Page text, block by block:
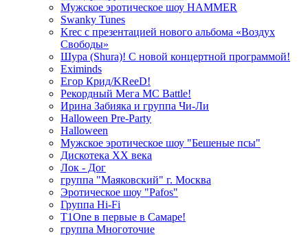
Мужское эротическое шоу HAMMER
Swanky Tunes
Krec с презентацией нового альбома «Воздух
Свободы»
Шура (Shura)! С новой концертной программой!
Eximinds
Егор Крид/KReeD!
Рекордный Мега МС Battle!
Ирина Забияка и группа Чи-Ли
Halloween Pre-Party
Halloween
Мужское эротическое шоу "Бешеные псы"
Дискотека ХХ века
Лок - Дог
группа "Маяковский" г. Москва
Эротическое шоу "Pafos"
Группа Hi-Fi
T1One в первые в Самаре!
группа Многоточие